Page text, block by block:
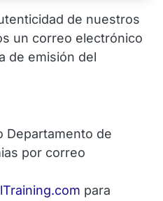
de nuestros
un correo electrónico
de emisión del
Departamento de
por correo
Email
para